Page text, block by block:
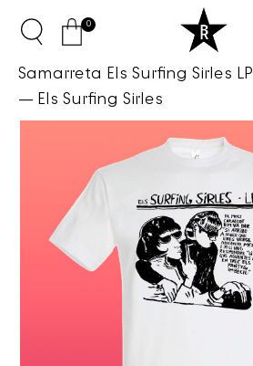
0
Samarreta Els Surfing Sirles LP
Els Surfing Sirles